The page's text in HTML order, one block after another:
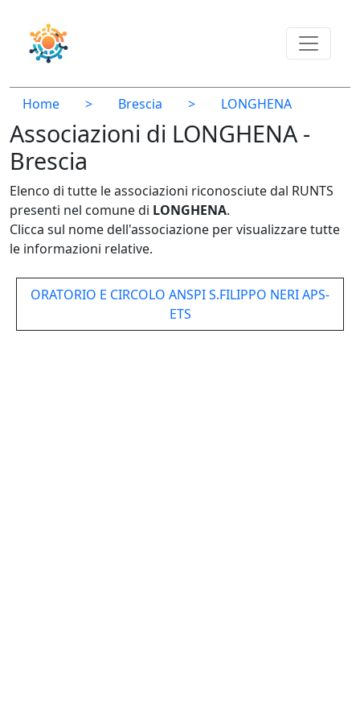
Home > Brescia > LONGHENA
Associazioni di LONGHENA -
Brescia
Elenco di tutte le associazioni riconosciute dal RUNTS
presenti nel comune di LONGHENA.
Clicca sul nome dell'associazione per visualizzare tutte
le informazioni relative.
ORATORIO E CIRCOLO ANSPI S.FILIPPO NERI APS-
ETS